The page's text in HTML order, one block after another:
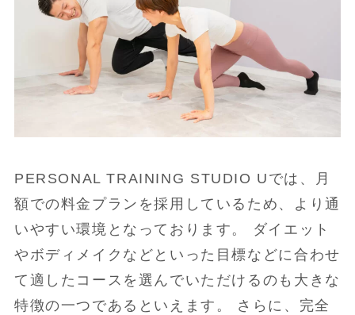
PERSONAL TRAINING STUDIO Uでは、月
額での料金プランを採用しているため、より通
いやすい環境となっております。 ダイエット
やボディメイクなどといった目標などに合わせ
て適したコースを選んでいただけるのも大きな
特徴の一つであるといえます。 さらに、完全